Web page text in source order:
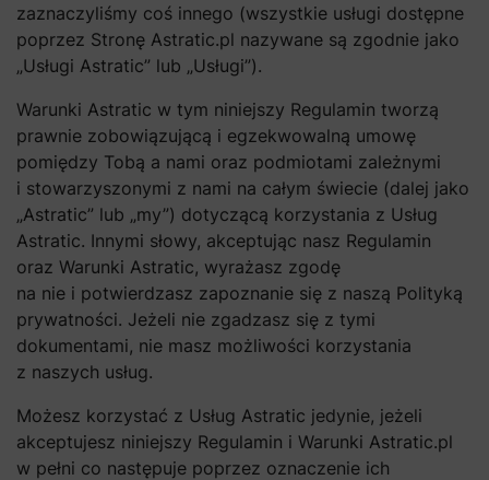
zaznaczyliśmy coś innego (wszystkie usługi dostępne
poprzez Stronę Astratic.pl nazywane są zgodnie jako
„Usługi Astratic” lub „Usługi”).
Warunki Astratic w tym niniejszy Regulamin tworzą
prawnie zobowiązującą i egzekwowalną umowę
pomiędzy Tobą a nami oraz podmiotami zależnymi
i stowarzyszonymi z nami na całym świecie (dalej jako
„Astratic” lub „my”) dotyczącą korzystania z Usług
Astratic. Innymi słowy, akceptując nasz Regulamin
oraz Warunki Astratic, wyrażasz zgodę
na nie i potwierdzasz zapoznanie się z naszą Polityką
prywatności. Jeżeli nie zgadzasz się z tymi
dokumentami, nie masz możliwości korzystania
z naszych usług.
Możesz korzystać z Usług Astratic jedynie, jeżeli
akceptujesz niniejszy Regulamin i Warunki Astratic.pl
w pełni co następuje poprzez oznaczenie ich